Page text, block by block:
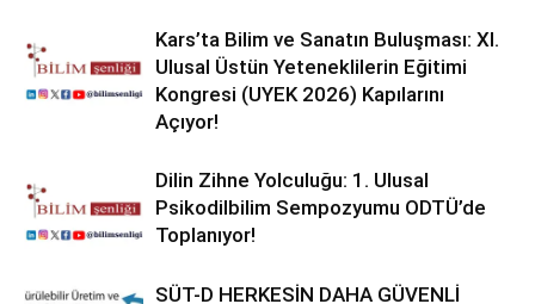
Kars’ta Bilim ve Sanatın Buluşması: XI.
Ulusal Üstün Yeteneklilerin Eğitimi
Kongresi (UYEK 2026) Kapılarını
Açıyor!
Dilin Zihne Yolculuğu: 1. Ulusal
Psikodilbilim Sempozyumu ODTÜ’de
Toplanıyor!
SÜT-D HERKESİN DAHA GÜVENLİ